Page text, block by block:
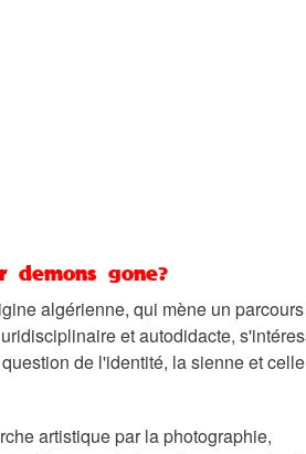
demons gone?
algérienne, qui mène un parcours
et autodidacte,
de l'identité, la sienne et
artistique par la photographie,